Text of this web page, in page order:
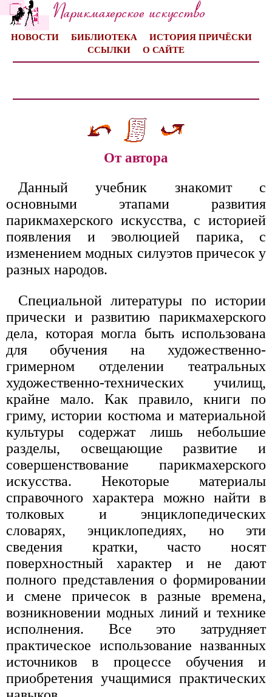
НОВОСТИ БИБЛИОТЕКА
ИСТОРИЯ ПРИЧЁСКИ
ССЫЛКИ
О САЙТЕ
От автора
Данный учебник знакомит с
основными этапами развития
парикмахерского искусства, с историей
появления и эволюцией парика, с
изменением модных силуэтов причесок у
разных народов.
Специальной литературы по истории
прически и развитию парикмахерского
дела, которая могла быть использована
для обучения на художественно-
гримерном отделении театральных
художественно-технических училищ,
крайне мало. Как правило, книги по
гриму, истории костюма и материальной
культуры содержат лишь небольшие
разделы, освещающие развитие и
совершенствование парикмахерского
искусства. Некоторые материалы
справочного характера можно найти в
толковых и энциклопедических
словарях, энциклопедиях, но эти
сведения кратки, часто носят
поверхностный характер и не дают
полного представления о формировании
и смене причесок в разные времена,
возникновении модных линий и технике
исполнения. Все это затрудняет
практическое использование названных
источников в процессе обучения и
приобретения учащимися практических